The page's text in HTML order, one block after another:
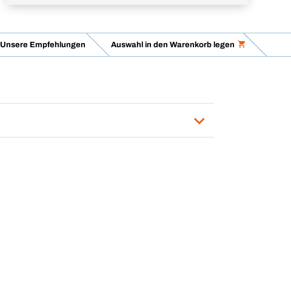
Unsere Empfehlungen Auswahl in den Warenkorb legen